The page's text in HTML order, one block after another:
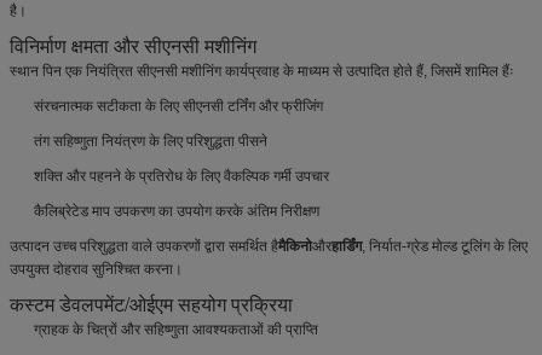
है।
विनिर्माण क्षमता और सीएनसी मशीनिंग
स्थान पिन एक नियंत्रित सीएनसी मशीनिंग कार्यप्रवाह के माध्यम से उत्पादित होते हैं, जिसमें शामिल हैंः
संरचनात्मक सटीकता के लिए सीएनसी टर्निंग और फ्रीजिंग
तंग सहिष्णुता नियंत्रण के लिए परिशुद्धता पीसने
शक्ति और पहनने के प्रतिरोध के लिए वैकल्पिक गर्मी उपचार
कैलिब्रेटेड माप उपकरण का उपयोग करके अंतिम निरीक्षण
उत्पादन उच्च परिशुद्धता वाले उपकरणों द्वारा समर्थित हैमैकिनोऔरहार्डिंग, निर्यात-ग्रेड मोल्ड टूलिंग के लिए
उपयुक्त दोहराव सुनिश्चित करना।
कस्टम डेवलपमेंट/ओईएम सहयोग प्रक्रिया
ग्राहक के चित्रों और सहिष्णुता आवश्यकताओं की प्राप्ति